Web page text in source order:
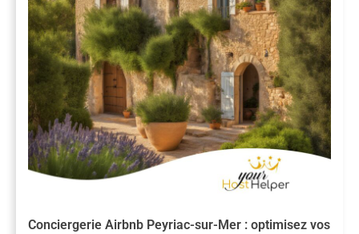
Conciergerie Airbnb Peyriac-sur-Mer : optimisez vos